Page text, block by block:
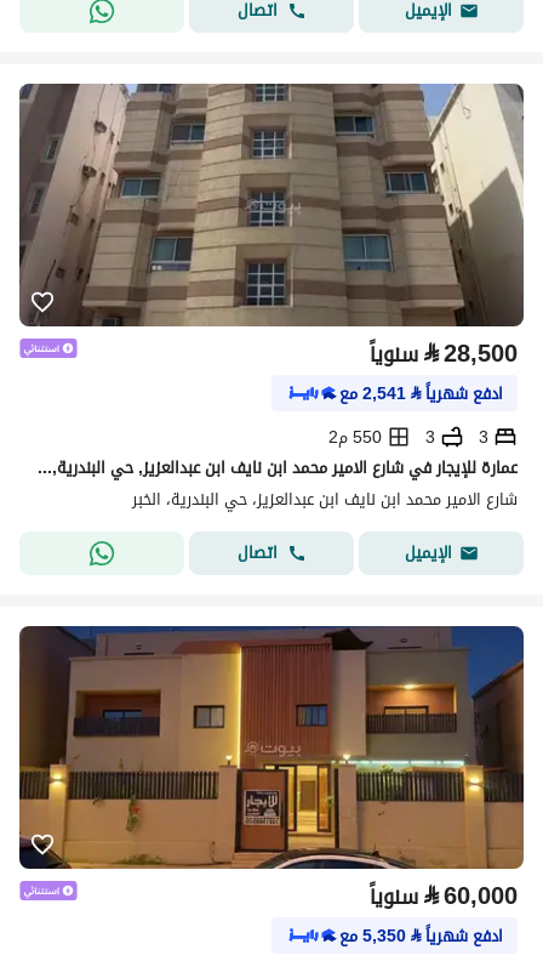
الإيميل اتصال
⃁28,500 سنوياً
ادفع شهرياً⃁
2,541مع
3
3
550 م2
عمارة للإيجار في شارع الامير محمد ابن نايف ابن عبدالعزيز, حي البندرية, مدينة الخبر
شارع الامير محمد ابن نايف ابن عبدالعزيز، حي البندرية، الخبر
الإيميل
اتصال
⃁60,000 سنوياً
ادفع شهرياً⃁
5,350مع